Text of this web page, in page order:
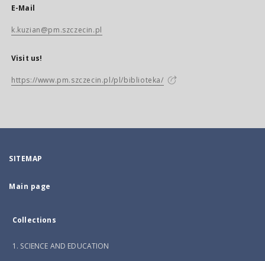
E-Mail
k.kuzian@pm.szczecin.pl
Visit us!
https://www.pm.szczecin.pl/pl/biblioteka/
SITEMAP
Main page
Collections
1. SCIENCE AND EDUCATION